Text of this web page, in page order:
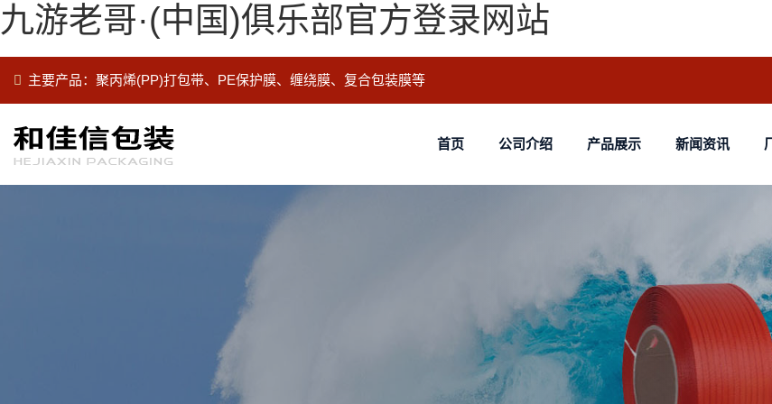
九游老哥·(中国)俱乐部官方登录网站
主要产品：聚丙烯(PP)打包带、PE保护膜、缠绕膜、复合包装膜等
首页 公司介绍 产品展示 新闻资讯